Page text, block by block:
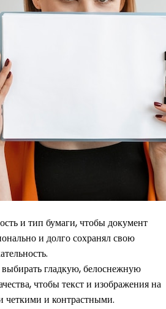
и тип бумаги, чтобы документ
и долго сохранял свою
гладкую, белоснежную
чтобы текст и изображения на
четкими и контрастными.